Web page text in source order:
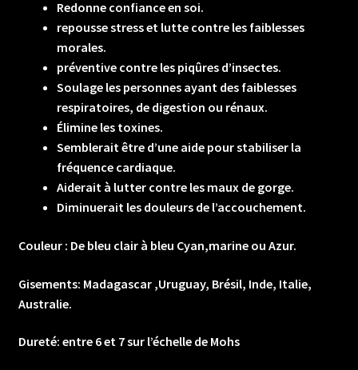
Redonne confiance en soi.
repousse stress et lutte contre les faiblesses
morales.
préventive contre les piqûres d’insectes.
Soulage les personnes ayant des faiblesses
respiratoires, de digestion ou rénaux.
Élimine les toxines.
Semblerait être d’une aide pour stabiliser la
fréquence cardiaque.
Aiderait à lutter contre les maux de gorge.
Diminuerait les douleurs de l’accouchement.
Couleur : De bleu clair à bleu Cyan,marine ou Azur.
Gisements: Madagascar ,Uruguay, Brésil, Inde, Italie,
Australie.
Dureté: entre 6 et 7 sur l’échelle de Mohs